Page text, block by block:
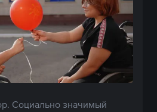
Социально значимый